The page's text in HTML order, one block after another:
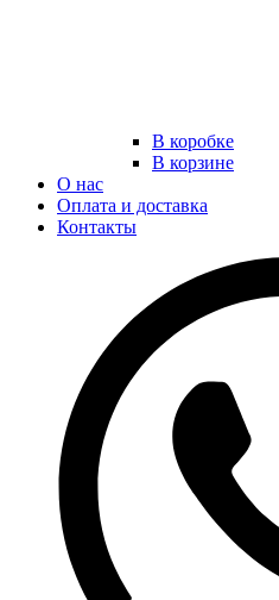
В коробке
В корзине
О нас
Оплата и доставка
Контакты